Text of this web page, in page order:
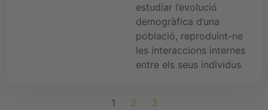
estudiar l’evolució
demogràfica d’una
població, reproduint-ne
les interaccions internes
entre els seus individus
1 2 3